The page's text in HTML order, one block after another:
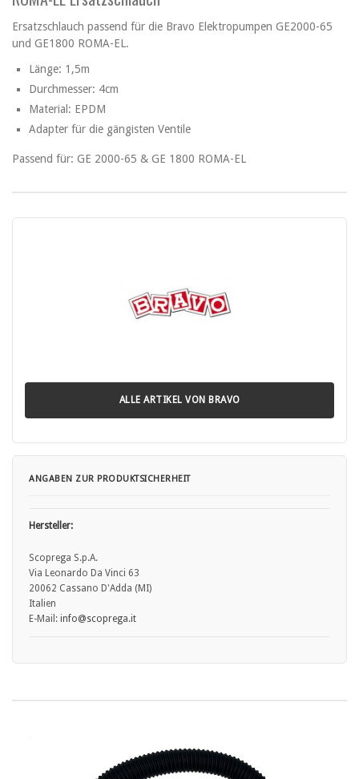
Ersatzschlauch passend für die Bravo Elektropumpen GE2000-65
und GE1800 ROMA-EL.
Länge: 1,5m
Durchmesser: 4cm
Material: EPDM
Adapter für die gängisten Ventile
Passend für: GE 2000-65 & GE 1800 ROMA-EL
ALLE ARTIKEL VON BRAVO
ANGABEN ZUR PRODUKTSICHERHEIT
Hersteller:
Scoprega S.p.A.
Via Leonardo Da Vinci 63
20062 Cassano D'Adda (MI)
Italien
E-Mail: info@scoprega.it